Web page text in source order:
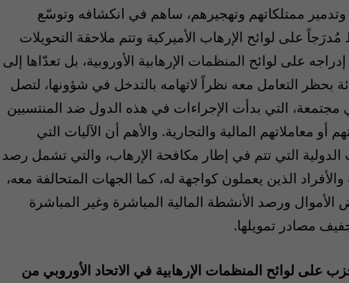
وتدمير ممتلكاتهم وتهجيرهم، ساهم في انكشافه وتوسّع
على لوائح الإرهاب الأميركية وتتم ملاحقة التحويلات
على لوائح المنظمات الإرهابية الأوروبية، بل تعدّاها إلى
بحظر التعامل معه نظراً لاتهامه بالتدخل في شؤونها، لتصل
مجتمعة، التي بدأت الإجراءات في هذه الدول ضد المنتسبين
معاملاتهم المالية والتجارية. والأهم أن الآليات التي
التي تتم في إطار مكافحة الإرهاب، والتي تشمل رصد
الذين يعملون كواجهة له، كما الجهات المتحالفة معه،
ورصد الأنشطة المالية المباشرة وغير المباشرة
مصادر تمويلها.
على لوائح المنظمات الإرهابية في الاتحاد الأوروبي من